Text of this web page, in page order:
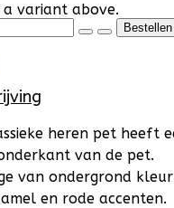
a variant above.
heren pet heeft
van de pet.
van ondergrond
en rode accenten.